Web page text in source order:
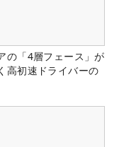
の「4層フェース」が
高初速ドライバーの